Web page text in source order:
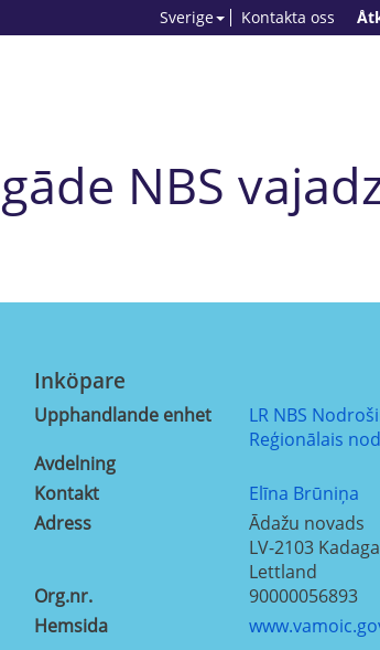
Kontakta oss
Sverige
NBS
Inköpare
Upphandlande enhet
LR NBS
Reģionālais
Avdelning
Kontakt
Elīna Brūniņa
Adress
Ādažu novads
LV-2103 Kadaga
Lettland
Org.nr.
90000056893
Hemsida